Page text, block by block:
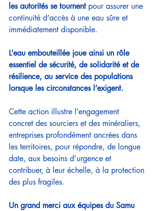
les autorités se tournent pour assurer une
continuité d’accès à une eau sûre et
immédiatement disponible.
L’eau embouteillée joue ainsi un rôle
essentiel de sécurité, de solidarité et de
résilience, au service des populations
lorsque les circonstances l’exigent.
Cette action illustre l’engagement
concret des sourciers et des minéraliers,
entreprises profondément ancrées dans
les territoires, pour répondre, de longue
date, aux besoins d’urgence et
contribuer, à leur échelle, à la protection
des plus fragiles.
Un grand merci aux équipes du Samu